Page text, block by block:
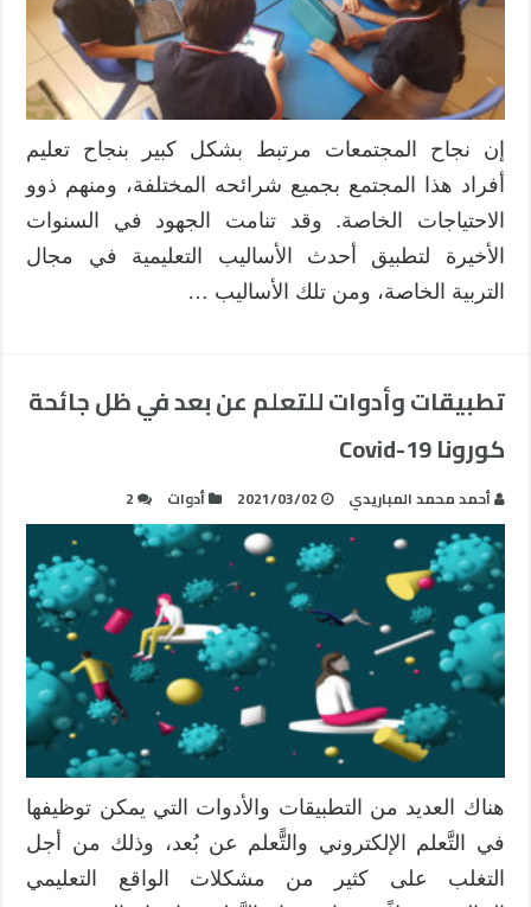
معلمي
التربية
الخاصة
مغلقة
إن نجاح المجتمعات مرتبط بشكل كبير بنجاح تعليم
أفراد هذا المجتمع بجميع شرائحه المختلفة، ومنهم ذوو
الاحتياجات الخاصة. وقد تنامت الجهود في السنوات
الأخيرة لتطبيق أحدث الأساليب التعليمية في مجال
التربية الخاصة، ومن تلك الأساليب …
تطبيقات وأدوات للتعلم عن بعد في ظل جائحة
كورونا Covid-19
أحمد محمد المباريدي 2021/03/02 أدوات 2
هناك العديد من التطبيقات والأدوات التي يمكن توظيفها
في التَّعلم الإلكتروني والتًّعلم عن بُعد، وذلك من أجل
التغلب على كثير من مشكلات الواقع التعليمي